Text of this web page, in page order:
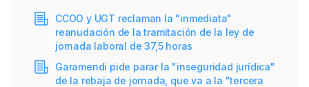
CCOO y UGT reclaman la "inmediata"
reanudación de la tramitación de la ley de
jornada laboral de 37,5 horas
Garamendi pide parar la "inseguridad jurídica"
de la rebaja de jornada, que va a la "tercera